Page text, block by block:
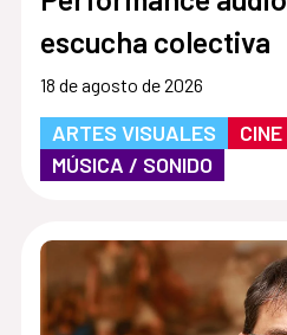
escucha colectiva
18 de agosto de 2026
ARTES VISUALES
MÚSICA / SONIDO